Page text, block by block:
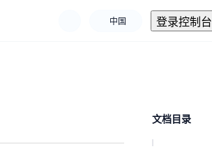
中国 登录控制台
文档目录